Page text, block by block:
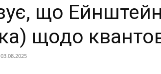
що
щодо
03.08.2025